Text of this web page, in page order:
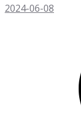
2024-06-08